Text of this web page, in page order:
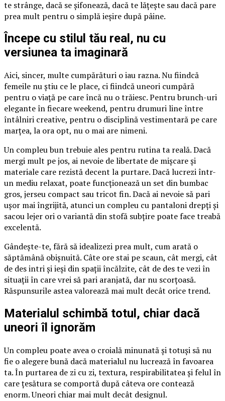
te strânge, dacă se șifonează, dacă te lățește sau dacă pare
prea mult pentru o simplă ieșire după pâine.
Începe cu stilul tău real, nu cu
versiunea ta imaginară
Aici, sincer, multe cumpărături o iau razna. Nu fiindcă
femeile nu știu ce le place, ci fiindcă uneori cumpără
pentru o viață pe care încă nu o trăiesc. Pentru brunch-uri
elegante în fiecare weekend, pentru drumuri line între
întâlniri creative, pentru o disciplină vestimentară pe care
marțea, la ora opt, nu o mai are nimeni.
Un compleu bun trebuie ales pentru rutina ta reală. Dacă
mergi mult pe jos, ai nevoie de libertate de mișcare și
materiale care rezistă decent la purtare. Dacă lucrezi într-
un mediu relaxat, poate funcționează un set din bumbac
gros, jerseu compact sau tricot fin. Dacă ai nevoie să pari
ușor mai îngrijită, atunci un compleu cu pantaloni drepți și
sacou lejer ori o variantă din stofă subțire poate face treabă
excelentă.
Gândește-te, fără să idealizezi prea mult, cum arată o
săptămână obișnuită. Câte ore stai pe scaun, cât mergi, cât
de des intri și ieși din spații încălzite, cât de des te vezi în
situații în care vrei să pari aranjată, dar nu scorțoasă.
Răspunsurile astea valorează mai mult decât orice trend.
Materialul schimbă totul, chiar dacă
uneori îl ignorăm
Un compleu poate avea o croială minunată și totuși să nu
fie o alegere bună dacă materialul nu lucrează în favoarea
ta. În purtarea de zi cu zi, textura, respirabilitatea și felul în
care țesătura se comportă după câteva ore contează
enorm. Uneori chiar mai mult decât designul.